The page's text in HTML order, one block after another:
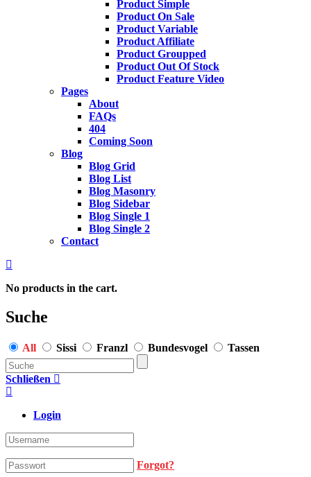
Product Simple
Product On Sale
Product Variable
Product Affiliate
Product Groupped
Product Out Of Stock
Product Feature Video
Pages
About
FAQs
404
Coming Soon
Blog
Blog Grid
Blog List
Blog Masonry
Blog Sidebar
Blog Single 1
Blog Single 2
Contact
No products in the cart.
Suche
All Sissi Franzl Bundesvogel Tassen
Schließen
Login
Forgot?